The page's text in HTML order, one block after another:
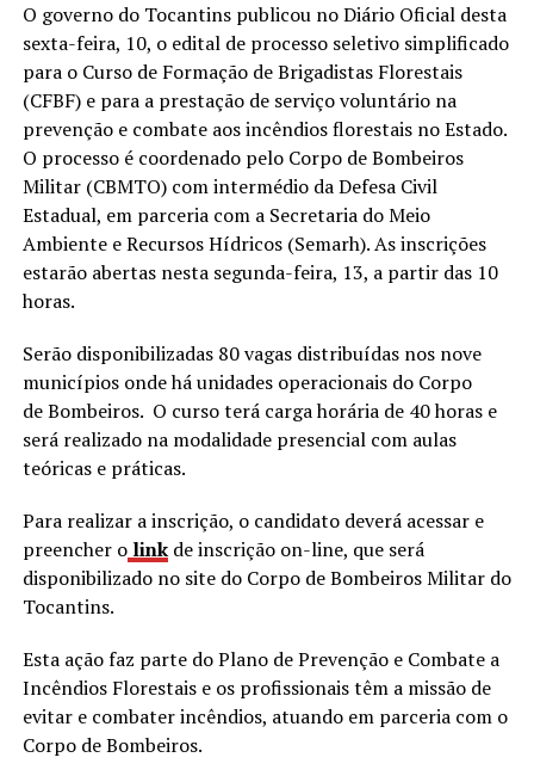
O governo do Tocantins publicou no Diário Oficial desta
sexta-feira, 10, o edital de processo seletivo simplificado
para o Curso de Formação de Brigadistas Florestais
(CFBF) e para a prestação de serviço voluntário na
prevenção e combate aos incêndios florestais no Estado.
O processo é coordenado pelo Corpo de Bombeiros
Militar (CBMTO) com intermédio da Defesa Civil
Estadual, em parceria com a Secretaria do Meio
Ambiente e Recursos Hídricos (Semarh). As inscrições
estarão abertas nesta segunda-feira, 13, a partir das 10
horas.
Serão disponibilizadas 80 vagas distribuídas nos nove
municípios onde há unidades operacionais do Corpo
de Bombeiros. O curso terá carga horária de 40 horas e
será realizado na modalidade presencial com aulas
teóricas e práticas.
Para realizar a inscrição, o candidato deverá acessar e
preencher o linkde inscrição on-line, que será
disponibilizado no site do Corpo de Bombeiros Militar do
Tocantins.
Esta ação faz parte do Plano de Prevenção e Combate a
Incêndios Florestais e os profissionais têm a missão de
evitar e combater incêndios, atuando em parceria com o
Corpo de Bombeiros.